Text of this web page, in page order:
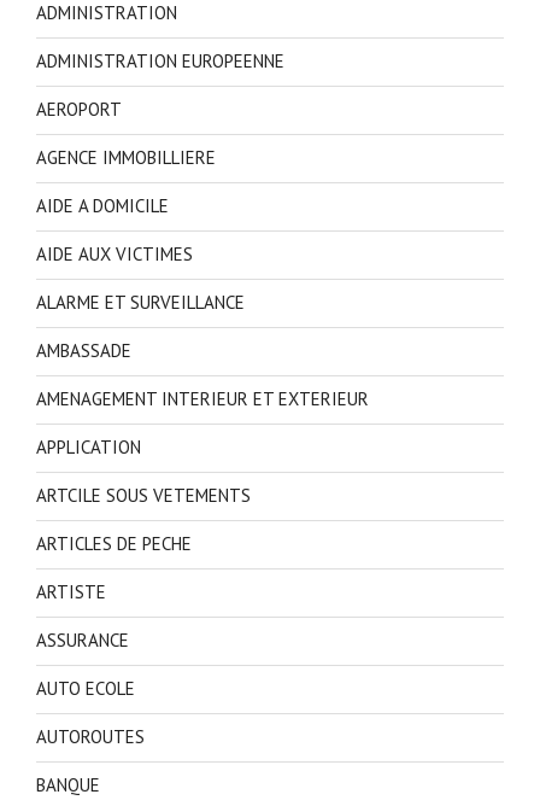
ADMINISTRATION
ADMINISTRATION EUROPEENNE
AEROPORT
AGENCE IMMOBILLIERE
AIDE A DOMICILE
AIDE AUX VICTIMES
ALARME ET SURVEILLANCE
AMBASSADE
AMENAGEMENT INTERIEUR ET EXTERIEUR
APPLICATION
ARTCILE SOUS VETEMENTS
ARTICLES DE PECHE
ARTISTE
ASSURANCE
AUTO ECOLE
AUTOROUTES
BANQUE